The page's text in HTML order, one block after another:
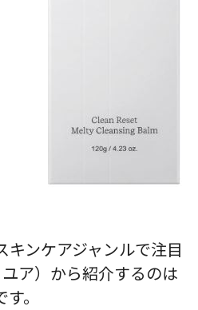
ンケアジャンルで注目
ア）から紹介するのは
。